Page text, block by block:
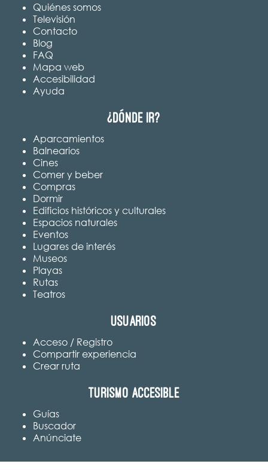
Quiénes somos
Televisión
Contacto
Blog
FAQ
Mapa web
Accesibilidad
Ayuda
¿Dónde ir?
Aparcamientos
Balnearios
Cines
Comer y beber
Compras
Dormir
Edificios históricos y culturales
Espacios naturales
Eventos
Lugares de interés
Museos
Playas
Rutas
Teatros
Usuarios
Acceso / Registro
Compartir experiencia
Crear ruta
Turismo accesible
Guías
Buscador
Anúnciate